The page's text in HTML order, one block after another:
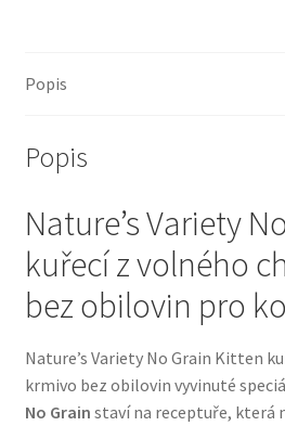
Veterinární dieta pro kočky
Vše pro psy — Krmivo, doplňky,
Boudy a výběhy
Bozita pro psy — Švédské
Brit pro psy
Popis
Popis
Nature’s Variety
kuřecí z volného
bez obilovin pro
Nature’s Variety No Grain Kitten
krmivo bez obilovin vyvinuté
No Grain staví na receptuře, která